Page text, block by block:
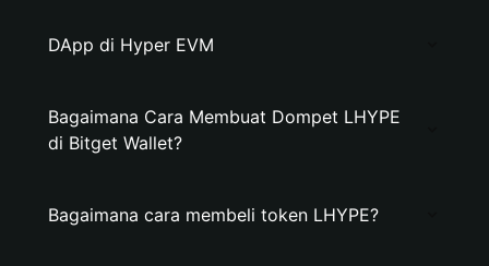
DApp di Hyper EVM
Bagaimana Cara Membuat Dompet LHYPE
di Bitget Wallet?
Bagaimana cara membeli token LHYPE?